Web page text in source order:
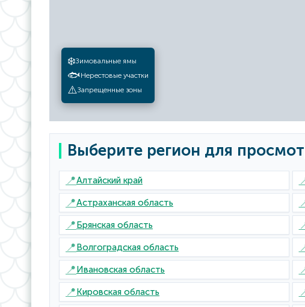
❄️Зимовальные ямы
🐟Нерестовые участки
⚠️Запрещенные зоны
Выберите регион для
📍Алтайский край
📍Астраханская область
📍Брянская область
📍Волгоградская область
📍Ивановская область
📍Кировская область